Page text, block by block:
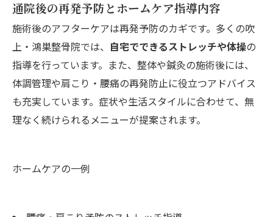
通院後の再発予防とホームケア指導内容
施術後のアフターケアは再発予防のカギです。多くの吹
上・鴻巣整骨院では、 自宅でできるストレッチや体操の
指導を行っています。また、整体や鍼灸の施術後には、
体調管理や肩こり・腰痛の再発防止に役立つアドバイス
も充実しています。症状や生活スタイルに合わせて、無
理なく続けられるメニューが提案されます。
ホームケアの一例